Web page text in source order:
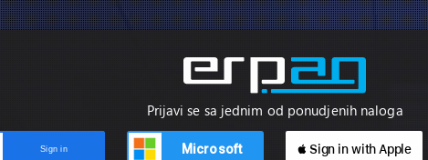
Prijavi se sa jednim od ponudjenih naloga
Sign in Microsoft  Sign in with Apple